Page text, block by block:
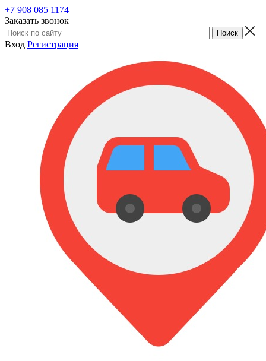
+7 908 085 1174
Заказать звонок
Вход Регистрация